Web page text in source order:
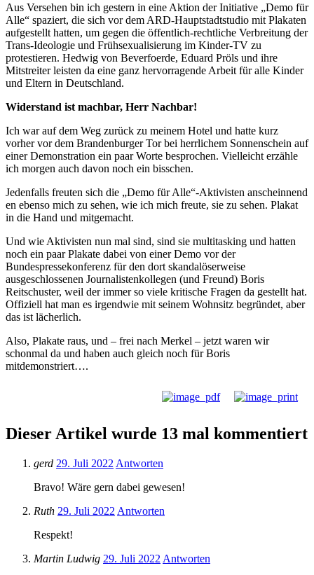
Aus Versehen bin ich gestern in eine Aktion der Initiative „Demo für
Alle“ spaziert, die sich vor dem ARD-Hauptstadtstudio mit Plakaten
aufgestellt hatten, um gegen die öffentlich-rechtliche Verbreitung der
Trans-Ideologie und Frühsexualisierung im Kinder-TV zu
protestieren. Hedwig von Beverfoerde, Eduard Pröls und ihre
Mitstreiter leisten da eine ganz hervorragende Arbeit für alle Kinder
und Eltern in Deutschland.
Widerstand ist machbar, Herr Nachbar!
Ich war auf dem Weg zurück zu meinem Hotel und hatte kurz
vorher vor dem Brandenburger Tor bei herrlichem Sonnenschein auf
einer Demonstration ein paar Worte besprochen. Vielleicht erzähle
ich morgen auch davon noch ein bisschen.
Jedenfalls freuten sich die „Demo für Alle“-Aktivisten anscheinnend
en ebenso mich zu sehen, wie ich mich freute, sie zu sehen. Plakat
in die Hand und mitgemacht.
Und wie Aktivisten nun mal sind, sind sie multitasking und hatten
noch ein paar Plakate dabei von einer Demo vor der
Bundespressekonferenz für den dort skandalöserweise
ausgeschlossenen Journalistenkollegen (und Freund) Boris
Reitschuster, weil der immer so viele kritische Fragen da gestellt hat.
Offiziell hat man es irgendwie mit seinem Wohnsitz begründet, aber
das ist lächerlich.
Also, Plakate raus, und – frei nach Merkel – jetzt waren wir
schonmal da und haben auch gleich noch für Boris
mitdemonstriert….
Dieser Artikel wurde 13 mal kommentiert
gerd 29. Juli 2022 Antworten
Bravo! Wäre gern dabei gewesen!
Ruth 29. Juli 2022 Antworten
Respekt!
Martin Ludwig 29. Juli 2022 Antworten